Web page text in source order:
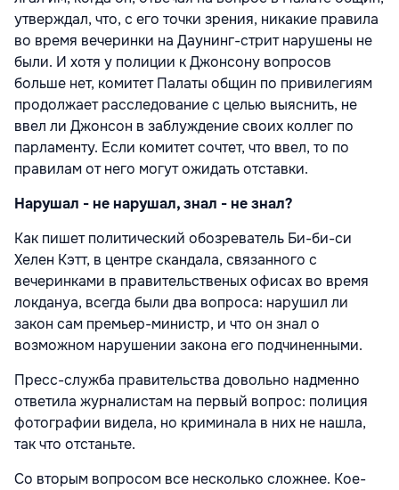
утверждал, что, с его точки зрения, никакие правила
во время вечеринки на Даунинг-стрит нарушены не
были. И хотя у полиции к Джонсону вопросов
больше нет, комитет Палаты общин по привилегиям
продолжает расследование с целью выяснить, не
ввел ли Джонсон в заблуждение своих коллег по
парламенту. Если комитет сочтет, что ввел, то по
правилам от него могут ожидать отставки.
Нарушал - не нарушал, знал - не знал?
Как пишет политический обозреватель Би-би-си
Хелен Кэтт, в центре скандала, связанного с
вечеринками в правительственых офисах во время
локдануа, всегда были два вопроса: нарушил ли
закон сам премьер-министр, и что он знал о
возможном нарушении закона его подчиненными.
Пресс-служба правительства довольно надменно
ответила журналистам на первый вопрос: полиция
фотографии видела, но криминала в них не нашла,
так что отстаньте.
Со вторым вопросом все несколько сложнее. Кое-